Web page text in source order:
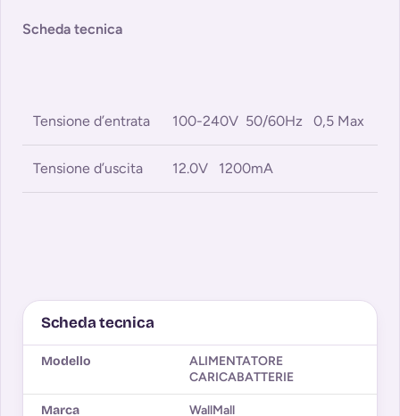
Scheda tecnica
Tensione d’entrata 100-240V 50/60Hz 0,5 Max
Tensione d’uscita 12.0V 1200mA
Scheda tecnica
Modello
ALIMENTATORE
CARICABATTERIE
Marca WallMall